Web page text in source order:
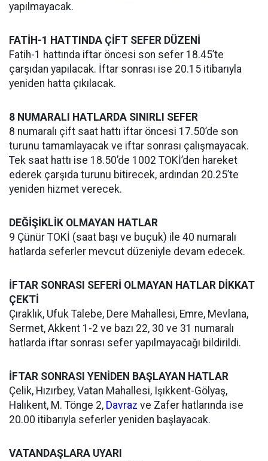
yapılmayacak.
FATİH-1 HATTINDA ÇİFT SEFER DÜZENİ
Fatih-1 hattında iftar öncesi son sefer 18.45’te
çarşıdan yapılacak. İftar sonrası ise 20.15 itibarıyla
yeniden hatta çıkılacak.
8 NUMARALI HATLARDA SINIRLI SEFER
8 numaralı çift saat hattı iftar öncesi 17.50’de son
turunu tamamlayacak ve iftar sonrası çalışmayacak.
Tek saat hattı ise 18.50’de 1002 TOKİ’den hareket
ederek çarşıda turunu bitirecek, ardından 20.25’te
yeniden hizmet verecek.
DEĞİŞİKLİK OLMAYAN HATLAR
9 Çünür TOKİ (saat başı ve buçuk) ile 40 numaralı
hatlarda seferler mevcut düzeniyle devam edecek.
İFTAR SONRASI SEFERİ OLMAYAN HATLAR DİKKAT
ÇEKTİ
Çıraklık, Ufuk Talebe, Dere Mahallesi, Emre, Mevlana,
Sermet, Akkent 1-2 ve bazı 22, 30 ve 31 numaralı
hatlarda iftar sonrası sefer yapılmayacağı bildirildi.
İFTAR SONRASI YENİDEN BAŞLAYAN HATLAR
Çelik, Hızırbey, Vatan Mahallesi, Işıkkent-Gölyaş,
Halıkent, M. Tönge 2, Davraz ve Zafer hatlarında ise
20.00 itibarıyla seferler yeniden başlayacak.
VATANDAŞLARA UYARI